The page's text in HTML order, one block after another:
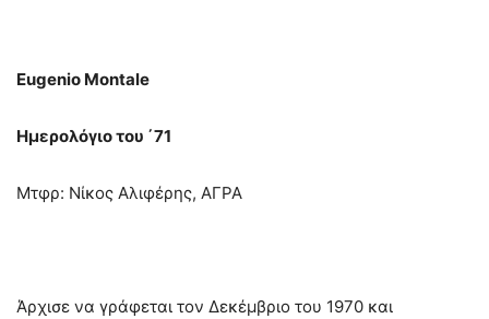
Eugenio Montale
Ημερολόγιο του ΄71
Μτφρ: Νίκος Αλιφέρης, ΑΓΡΑ
Άρχισε να γράφεται τον Δεκέμβριο του 1970 και